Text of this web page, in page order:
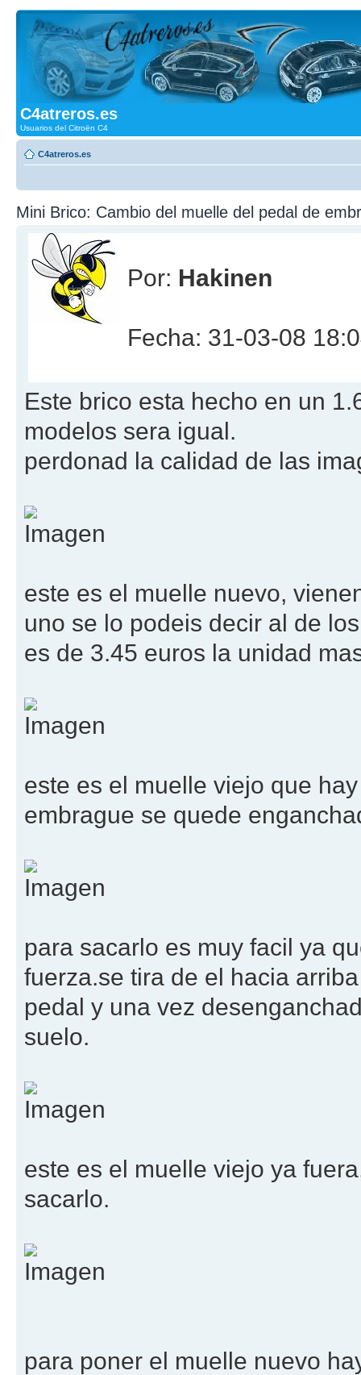
C4atreros.es
Usuarios del Citroën C4
C4atreros.es
Mini Brico: Cambio del muelle del pedal de
Por: Hakinen
Fecha: 31-03-08
Este brico esta hecho en un
modelos sera igual.
perdonad la calidad de las
este es el muelle nuevo,
uno se lo podeis decir al de
es de 3.45 euros la unidad
este es el muelle viejo que
embrague se quede
para sacarlo es muy facil ya
fuerza.se tira de el hacia
pedal y una vez
suelo.
este es el muelle viejo ya
sacarlo.
para poner el muelle nuevo